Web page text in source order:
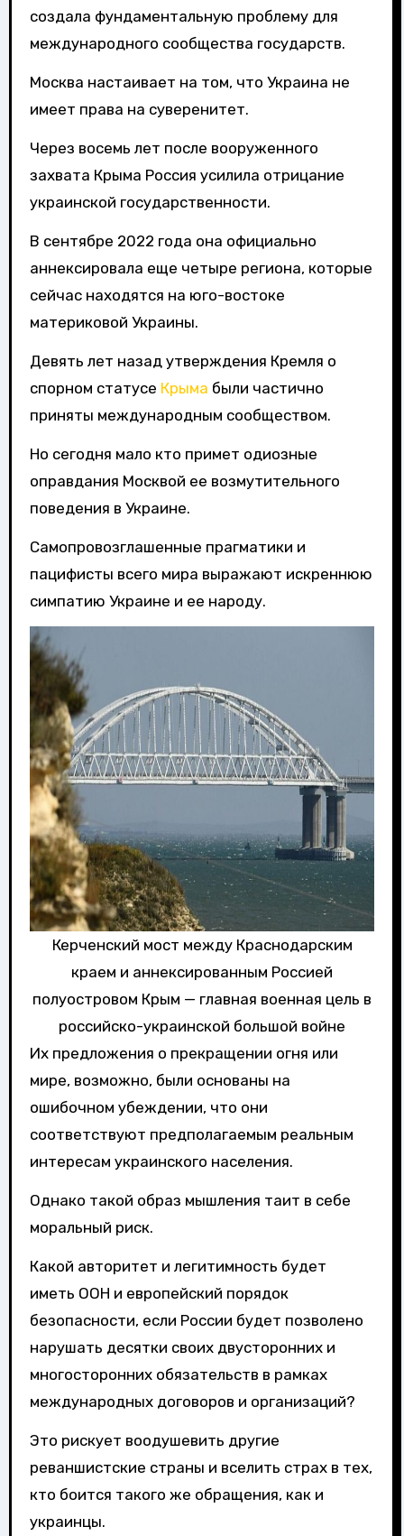
создала фундаментальную проблему для
международного сообщества государств.
Москва настаивает на том, что Украина не
имеет права на суверенитет.
Через восемь лет после вооруженного
захвата Крыма Россия усилила отрицание
украинской государственности.
В сентябре 2022 года она официально
аннексировала еще четыре региона, которые
сейчас находятся на юго-востоке
материковой Украины.
Девять лет назад утверждения Кремля о
спорном статусе Крыма были частично
приняты международным сообществом.
Но сегодня мало кто примет одиозные
оправдания Москвой ее возмутительного
поведения в Украине.
Самопровозглашенные прагматики и
пацифисты всего мира выражают искреннюю
симпатию Украине и ее народу.
Керченский мост между Краснодарским
краем и аннексированным Россией
полуостровом Крым — главная военная цель в
российско-украинской большой войне
Их предложения о прекращении огня или
мире, возможно, были основаны на
ошибочном убеждении, что они
соответствуют предполагаемым реальным
интересам украинского населения.
Однако такой образ мышления таит в себе
моральный риск.
Какой авторитет и легитимность будет
иметь ООН и европейский порядок
безопасности, если России будет позволено
нарушать десятки своих двусторонних и
многосторонних обязательств в рамках
международных договоров и организаций?
Это рискует воодушевить другие
реваншистские страны и вселить страх в тех,
кто боится такого же обращения, как и
украинцы.